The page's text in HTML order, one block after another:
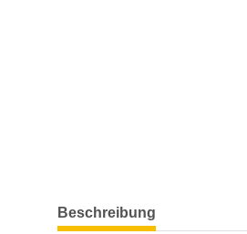
weitere Registerkarten anzeigen
Beschreibung